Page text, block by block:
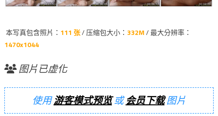
本写真包含照片： 111 张/ 压缩包大小： 332M/ 最大分辨率：
1470x1044
图片已虚化
使用游客模式预览或会员下载图片